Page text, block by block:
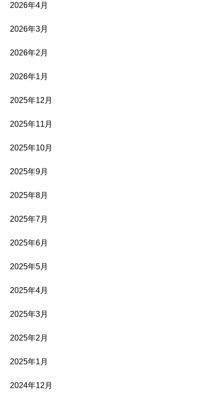
2026年4月
2026年3月
2026年2月
2026年1月
2025年12月
2025年11月
2025年10月
2025年9月
2025年8月
2025年7月
2025年6月
2025年5月
2025年4月
2025年3月
2025年2月
2025年1月
2024年12月